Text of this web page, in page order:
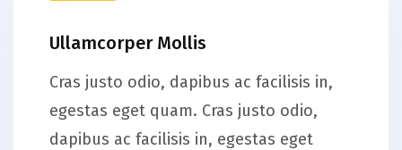
Ullamcorper Mollis
Cras justo odio, dapibus ac facilisis in,
egestas eget quam. Cras justo odio,
dapibus ac facilisis in, egestas eget